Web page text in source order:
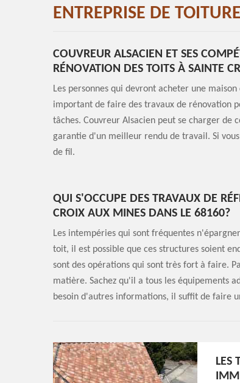
ENTREPRISE DE
COUVREUR ALSACIEN ET SES
RÉNOVATION DES TOITS À SAINTE
Les personnes qui devront acheter une
important de faire des travaux de rénovation
tâches. Couvreur Alsacien peut se charger de
garantie d'un meilleur rendu de travail. Si
de fil.
QUI S'OCCUPE DES TRAVAUX DE
CROIX AUX MINES DANS LE 68160?
Les intempéries qui sont fréquentes
toit, il est possible que ces structures soient
sont des opérations qui sont très fort à faire.
matière. Sachez qu'il a tous les équipements
besoin d'autres informations, il suffit de faire
LES